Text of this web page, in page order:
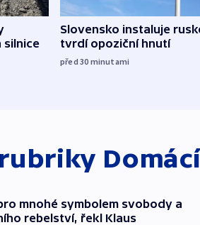
silnice
Slovensko instaluje
tvrdí opoziční hnutí
před 30 minutami
mnohé symbolem svobody a
rebelství, řekl Klaus